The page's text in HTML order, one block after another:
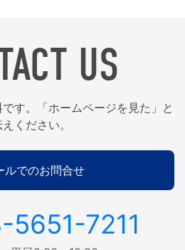
US
す。「ホームページを見た」と
ください。
ルでのお問合せ
5651-7211